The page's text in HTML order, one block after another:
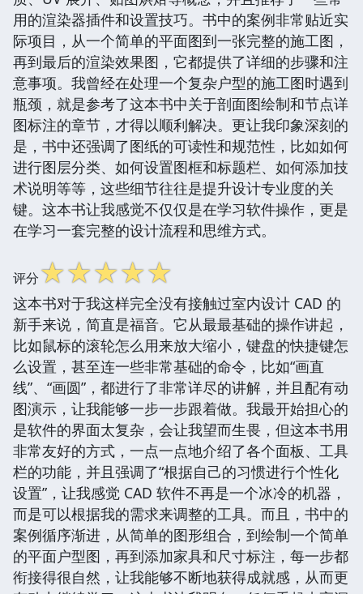
用的渲染器插件和设置技巧。书中的案例非常贴近实
际项目，从一个简单的平面图到一张完整的施工图，
再到最后的渲染效果图，它都提供了详细的步骤和注
意事项。我曾经在处理一个复杂户型的施工图时遇到
瓶颈，就是参考了这本书中关于剖面图绘制和节点详
图标注的章节，才得以顺利解决。更让我印象深刻的
是，书中还强调了图纸的可读性和规范性，比如如何
进行图层分类、如何设置图框和标题栏、如何添加技
术说明等等，这些细节往往是提升设计专业度的关
键。这本书让我感觉不仅仅是在学习软件操作，更是
在学习一套完整的设计流程和思维方式。
评分☆☆☆☆☆
这本书对于我这样完全没有接触过室内设计 CAD 的
新手来说，简直是福音。它从最最基础的操作讲起，
比如鼠标的滚轮怎么用来放大缩小，键盘的快捷键怎
么设置，甚至连一些非常基础的命令，比如“画直
线”、“画圆”，都进行了非常详尽的讲解，并且配有动
图演示，让我能够一步一步跟着做。我最开始担心的
是软件的界面太复杂，会让我望而生畏，但这本书用
非常友好的方式，一点一点地介绍了各个面板、工具
栏的功能，并且强调了“根据自己的习惯进行个性化
设置”，让我感觉 CAD 软件不再是一个冰冷的机器，
而是可以根据我的需求来调整的工具。而且，书中的
案例循序渐进，从简单的图形组合，到绘制一个简单
的平面户型图，再到添加家具和尺寸标注，每一步都
衔接得很自然，让我能够不断地获得成就感，从而更